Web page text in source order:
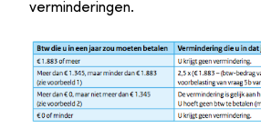
verminderingen.